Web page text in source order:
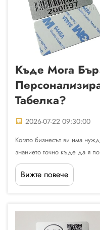
Къде Мога
Табелка?
2026-07-22 09:30:00
Когато бизнесът ви има
знанието точно къде да я
спести значително време и
необходима метална
корпоративен брандинг,
Вижте повече